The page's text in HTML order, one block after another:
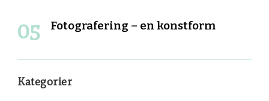
Fotografering – en konstform
Kategorier